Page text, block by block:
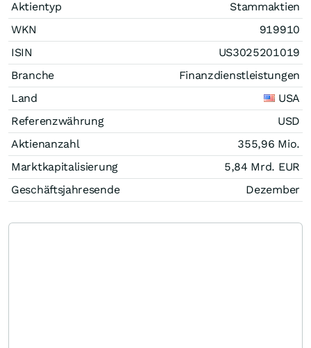
Aktientyp
Stammaktien
WKN
919910
ISIN
US3025201019
Branche
Finanzdienstleistungen
Land
USA
Referenzwährung
USD
Aktienanzahl
355,96 Mio.
Marktkapitalisierung
5,84 Mrd. EUR
Geschäftsjahresende
Dezember